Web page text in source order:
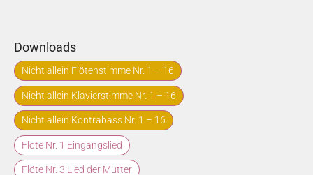
Downloads
Nicht allein Flötenstimme Nr. 1 – 16
Nicht allein Klavierstimme Nr. 1 – 16
Nicht allein Kontrabass Nr. 1 – 16
Flöte Nr. 1 Eingangslied
Flöte Nr. 3 Lied der Mutter